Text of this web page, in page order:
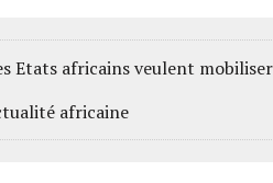
Etats africains veulent
africaine